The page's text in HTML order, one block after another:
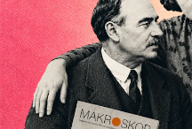
Inhaltsverzeichnis
MAKROSKOP steht für
das große Ganze. Wir
haben einen Blick auf
Geld, Wirtschaft und
Politik, den Sie so
woanders nicht finden.